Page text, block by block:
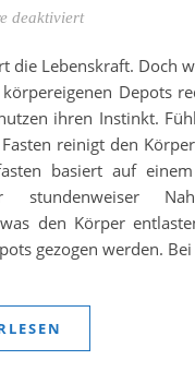
deaktiviertfür
die Lebenskraft. Doch
Depots
ihren Instinkt.
reinigt den
basiert auf
stundenweiser
den Körper
gezogen werden.